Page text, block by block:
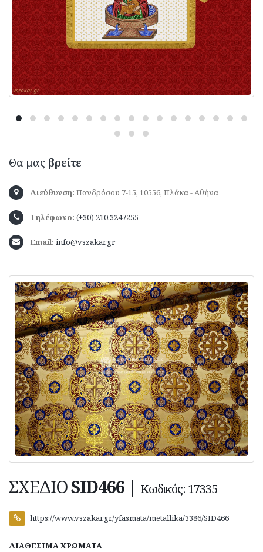
Θα μας βρείτε
Διεύθυνση: Πανδρόσου 7-15, 10556, Πλάκα - Αθήνα
Τηλέφωνο: (+30) 210.3247255
Email: info@vszakar.gr
ΣΧΕΔΙΟSID466 | Κωδικός: 17335
https://www.vszakar.gr/yfasmata/metallika/3386/SID466
ΔΙΑΘΕΣΙΜΑΧΡΩΜΑΤΑ